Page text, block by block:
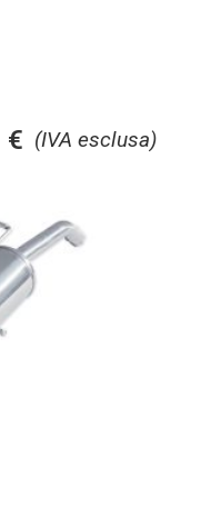
(IVA esclusa)
€